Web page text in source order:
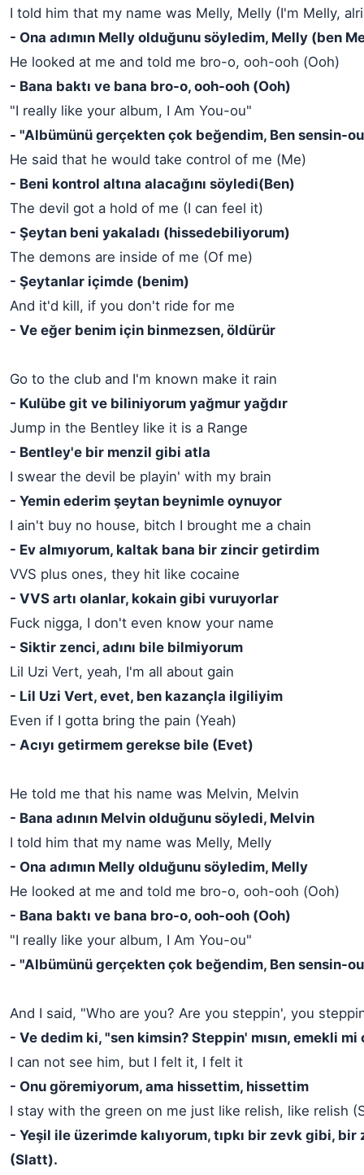
I told him that my name was Melly, Melly (I'm Melly,
- Ona adımın Melly olduğunu söyledim, Melly (ben
He looked at me and told me bro-o, ooh-ooh (Ooh)
- Bana baktı ve bana bro-o, ooh-ooh (Ooh)
"I really like your album, I Am You-ou"
- "Albümünü gerçekten çok beğendim, Ben sensin-
He said that he would take control of me (Me)
- Beni kontrol altına alacağını söyledi(Ben)
The devil got a hold of me (I can feel it)
- Şeytan beni yakaladı (hissedebiliyorum)
The demons are inside of me (Of me)
- Şeytanlar içimde (benim)
And it'd kill, if you don't ride for me
- Ve eğer benim için binmezsen, öldürür
Go to the club and I'm known make it rain
- Kulübe git ve biliniyorum yağmur yağdır
Jump in the Bentley like it is a Range
- Bentley'e bir menzil gibi atla
I swear the devil be playin' with my brain
- Yemin ederim şeytan beynimle oynuyor
I ain't buy no house, bitch I brought me a chain
- Ev almıyorum, kaltak bana bir zincir getirdim
VVS plus ones, they hit like cocaine
- VVS artı olanlar, kokain gibi vuruyorlar
Fuck nigga, I don't even know your name
- Siktir zenci, adını bile bilmiyorum
Lil Uzi Vert, yeah, I'm all about gain
- Lil Uzi Vert, evet, ben kazançla ilgiliyim
Even if I gotta bring the pain (Yeah)
- Acıyı getirmem gerekse bile (Evet)
He told me that his name was Melvin, Melvin
- Bana adının Melvin olduğunu söyledi, Melvin
I told him that my name was Melly, Melly
- Ona adımın Melly olduğunu söyledim, Melly
He looked at me and told me bro-o, ooh-ooh (Ooh)
- Bana baktı ve bana bro-o, ooh-ooh (Ooh)
"I really like your album, I Am You-ou"
- "Albümünü gerçekten çok beğendim, Ben sensin-
And I said, "Who are you? Are you steppin', you
- Ve dedim ki, "sen kimsin? Steppin' mısın, emekli mi
I can not see him, but I felt it, I felt it
- Onu göremiyorum, ama hissettim, hissettim
I stay with the green on me just like relish, like relish
- Yeşil ile üzerimde kalıyorum, tıpkı bir zevk gibi, bir
(Slatt).